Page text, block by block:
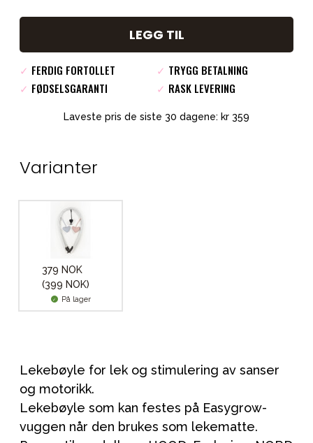
LEGG TIL
✓ FERDIG FORTOLLET ✓ TRYGG BETALNING
✓ FØDSELSGARANTI ✓ RASK LEVERING
Laveste pris de siste 30 dagene: kr 359
Varianter
379 NOK
(399 NOK)
På lager
Lekebøyle for lek og stimulering av sanser
og motorikk.
Lekebøyle som kan festes på Easygrow-
vuggen når den brukes som lekematte.